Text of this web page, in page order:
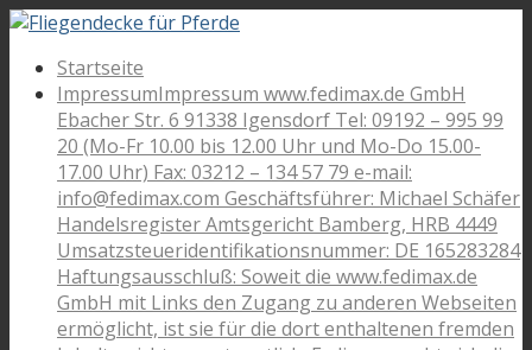
Startseite
ImpressumImpressum www.fedimax.de GmbH
Ebacher Str. 6 91338 Igensdorf Tel: 09192 – 995 99
20 (Mo-Fr 10.00 bis 12.00 Uhr und Mo-Do 15.00-
17.00 Uhr) Fax: 03212 – 134 57 79 e-mail:
info@fedimax.com Geschäftsführer: Michael Schäfer
Handelsregister Amtsgericht Bamberg, HRB 4449
Umsatzsteueridentifikationsnummer: DE 165283284
Haftungsausschluß: Soweit die www.fedimax.de
GmbH mit Links den Zugang zu anderen Webseiten
ermöglicht, ist sie für die dort enthaltenen fremden